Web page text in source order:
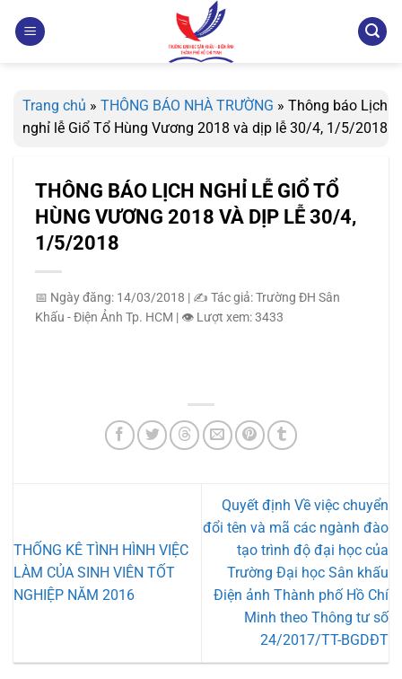
qua
Trang chủ » THÔNG BÁO NHÀ TRƯỜNG » Thông báo Lịch
nghỉ lễ Giổ Tổ Hùng Vương 2018 và dịp lễ 30/4, 1/5/2018
THÔNG BÁO LỊCH NGHỈ LỄ GIỔ TỔ
HÙNG VƯƠNG 2018 VÀ DỊP LỄ 30/4,
1/5/2018
📅 Ngày đăng: 14/03/2018 | ✍️ Tác giả: Trường ĐH Sân
Khấu - Điện Ảnh Tp. HCM | 👁️ Lượt xem: 3433
THỐNG KÊ TÌNH HÌNH VIỆC
LÀM CỦA SINH VIÊN TỐT
NGHIỆP NĂM 2016
Quyết định Về việc chuyển
đổi tên và mã các ngành đào
tạo trình độ đại học của
Trường Đại học Sân khấu
Điện ảnh Thành phố Hồ Chí
Minh theo Thông tư số
24/2017/TT-BGDĐT